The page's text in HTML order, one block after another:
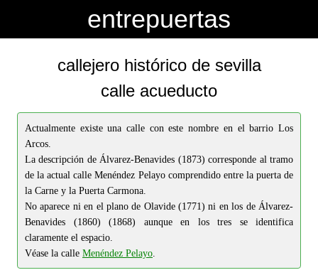
entrepuertas
callejero histórico de sevilla
calle acueducto
Actualmente existe una calle con este nombre en el barrio Los
Arcos.
La descripción de Álvarez-Benavides (1873) corresponde al tramo
de la actual calle Menéndez Pelayo comprendido entre la puerta de
la Carne y la Puerta Carmona.
No aparece ni en el plano de Olavide (1771) ni en los de Álvarez-
Benavides (1860) (1868) aunque en los tres se identifica
claramente el espacio.
Véase la calle Menéndez Pelayo.